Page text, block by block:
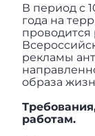
В период с
года на
проводится
рекламы
образа
работам.